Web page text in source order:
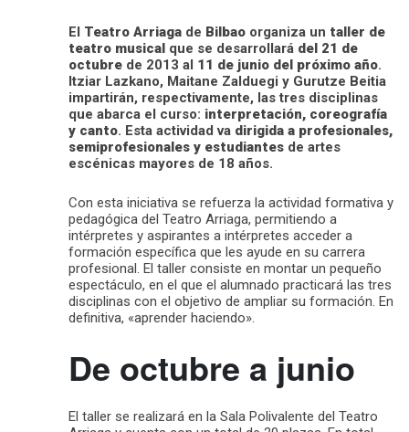
El Teatro Arriaga de Bilbao organiza un taller de
teatro musical que se desarrollará del 21 de
octubre de 2013 al 11 de junio del próximo año.
Itziar Lazkano, Maitane Zalduegi y Gurutze Beitia
impartirán, respectivamente, las tres disciplinas
que abarca el curso: interpretación, coreografía
y canto. Esta actividad va dirigida a profesionales,
semiprofesionales y estudiantes de artes
escénicas mayores de 18 años.
Con esta iniciativa se refuerza la actividad formativa y
pedagógica del Teatro Arriaga, permitiendo a
intérpretes y aspirantes a intérpretes acceder a
formación específica que les ayude en su carrera
profesional. El taller consiste en montar un pequeño
espectáculo, en el que el alumnado practicará las tres
disciplinas con el objetivo de ampliar su formación. En
definitiva, «aprender haciendo».
De octubre a junio
El taller se realizará en la Sala Polivalente del Teatro